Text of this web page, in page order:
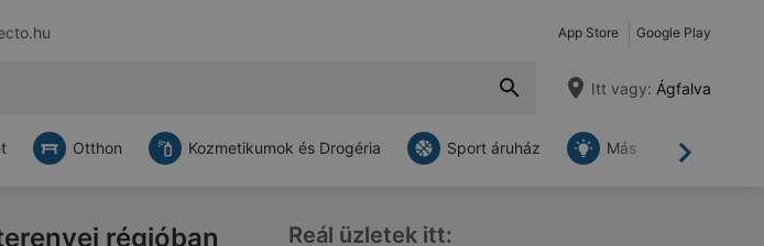
App Store Google Play
Itt vagy: Ágfalva
Tovább
Otthon Kozmetikumok és Drogéria Sport áruház Más
régióban Reál üzletek itt: